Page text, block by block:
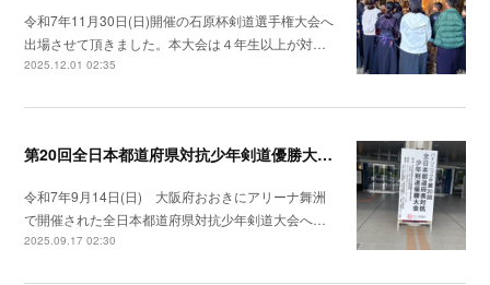
令和7年11月30日(日)開催の石原杯剣道選手権大会へ
出場させて頂きました。本大会は４年生以上が対…
2025.12.01 02:35
第20回全日本都道府県対抗少年剣道優勝大会へ出場
令和7年9月14日(日) 大阪府おおきにアリーナ舞洲
で開催された全日本都道府県対抗少年剣道大会へ…
2025.09.17 02:30